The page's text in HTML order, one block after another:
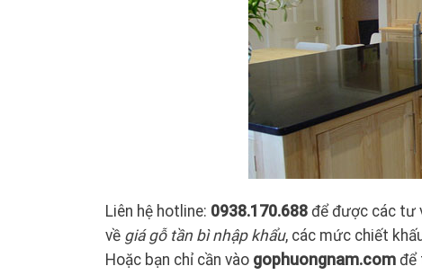
Liên hệ hotline: 0938.170.688 để được các tư
về giá gỗ tần bì nhập khẩu, các mức chiết
Hoặc bạn chỉ cần vào gophuongnam.com để